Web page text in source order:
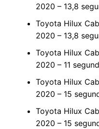
2020 – 13,8
Toyota Hilux
2020 – 13,8
Toyota Hilux
2020 – 11
Toyota Hilux
2020 – 15
Toyota Hilux
2020 – 15